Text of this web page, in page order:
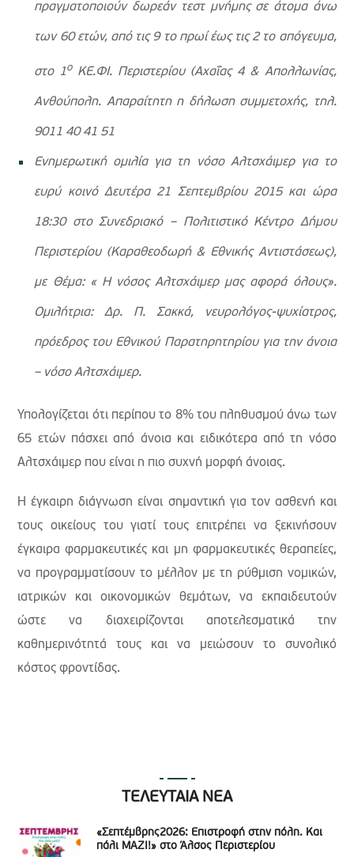
πραγματοποιούν δωρεάν τεστ μνήμης σε άτομα άνω
των 60 ετών, από τις 9 το πρωί έως τις 2 το απόγευμα,
στο 1οΚΕ.ΦΙ. Περιστερίου (Αχαΐας 4 & Απολλωνίας,
Ανθούπολη. Απαραίτητη η δήλωση συμμετοχής, τηλ.
9011 40 41 51
Ενημερωτική ομιλία για τη νόσο Αλτσχάιμερ για το
ευρύ κοινό Δευτέρα 21 Σεπτεμβρίου 2015 και ώρα
18:30 στο Συνεδριακό – Πολιτιστικό Κέντρο Δήμου
Περιστερίου (Καραθεοδωρή & Εθνικής Αντιστάσεως),
με Θέμα: « Η νόσος Aλτσχάιμερ μας αφορά όλους».
Ομιλήτρια: Δρ. Π. Σακκά, νευρολόγος-ψυχίατρος,
πρόεδρος του Εθνικού Παρατηρητηρίου για την άνοια
– νόσο Αλτσχάιμερ.
Υπολογίζεται ότι περίπου το 8% του πληθυσμού άνω των
65 ετών πάσχει από άνοια και ειδικότερα από τη νόσο
Αλτσχάιμερ που είναι η πιο συχνή μορφή άνοιας.
Η έγκαιρη διάγνωση είναι σημαντική για τον ασθενή και
τους οικείους του γιατί τους επιτρέπει να ξεκινήσουν
έγκαιρα φαρμακευτικές και μη φαρμακευτικές θεραπείες,
να προγραμματίσουν το μέλλον με τη ρύθμιση νομικών,
ιατρικών και οικονομικών θεμάτων, να εκπαιδευτούν
ώστε να διαχειρίζονται αποτελεσματικά την
καθημερινότητά τους και να μειώσουν το συνολικό
κόστος φροντίδας.
ΤΕΛΕΥΤΑΙΑ ΝΕΑ
«Σεπτέμβρης2026: Επιστροφή στην πόλη. Και
πάλι ΜΑΖΙ!» στο Άλσος Περιστερίου